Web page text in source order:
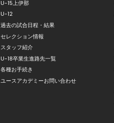
U-15上伊那
U-12
過去の試合日程・結果
セレクション情報
スタッフ紹介
U-18卒業生進路先一覧
各種お手続き
ユースアカデミーお問い合わせ